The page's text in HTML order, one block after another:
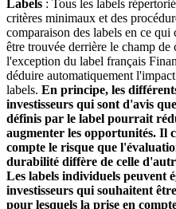
Labels : Tous les labels
critères minimaux et des
comparaison des labels en ce
être trouvée derrière le champ
l'exception du label français
déduire automatiquement
labels. En principe, les
investisseurs qui sont d'avis
définis par le label pourrait
augmenter les opportunités. Il
compte le risque que
durabilité diffère de celle
Les labels individuels peuvent
investisseurs qui souhaitent
pour lesquels la prise en